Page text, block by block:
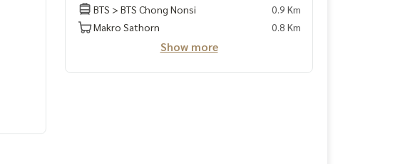
BTS > BTS Chong Nonsi
0.9 Km
Makro Sathorn
0.8 Km
Show more